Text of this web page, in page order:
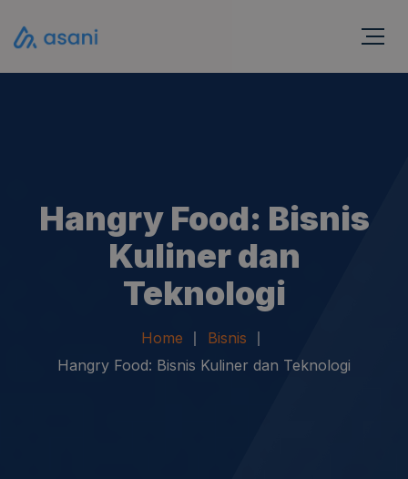
Hangry Food: Bisnis
Kuliner dan
Teknologi
Home
Bisnis
Hangry Food: Bisnis Kuliner dan Teknologi